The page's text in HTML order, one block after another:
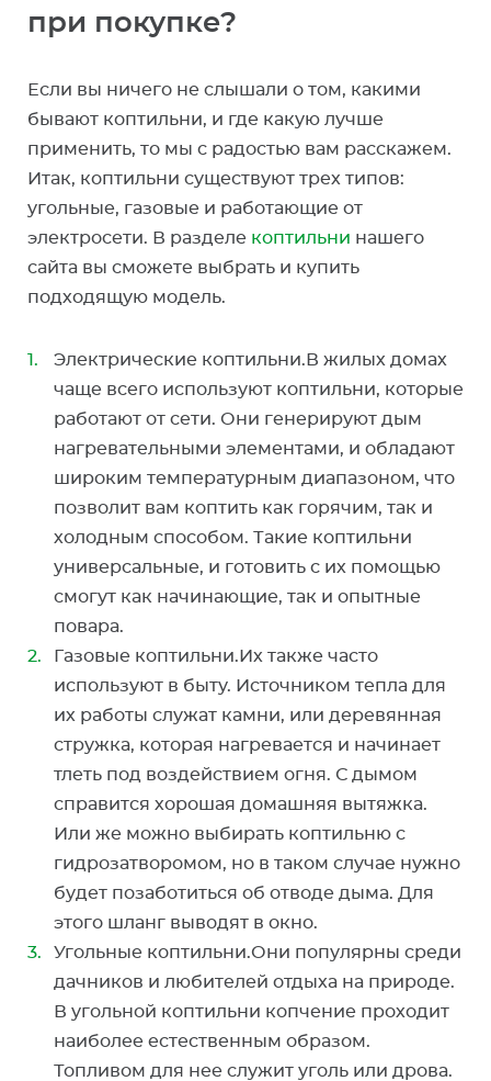
при покупке?
Если вы ничего не слышали о том, какими
бывают коптильни, и где какую лучше
применить, то мы с радостью вам расскажем.
Итак, коптильни существуют трех типов:
угольные, газовые и работающие от
электросети. В разделе коптильни нашего
сайта вы сможете выбрать и купить
подходящую модель.
Электрические коптильни.В жилых домах
чаще всего используют коптильни, которые
работают от сети. Они генерируют дым
нагревательными элементами, и обладают
широким температурным диапазоном, что
позволит вам коптить как горячим, так и
холодным способом. Такие коптильни
универсальные, и готовить с их помощью
смогут как начинающие, так и опытные
повара.
Газовые коптильни.Их также часто
используют в быту. Источником тепла для
их работы служат камни, или деревянная
стружка, которая нагревается и начинает
тлеть под воздействием огня. С дымом
справится хорошая домашняя вытяжка.
Или же можно выбирать коптильню с
гидрозатворомом, но в таком случае нужно
будет позаботиться об отводе дыма. Для
этого шланг выводят в окно.
Угольные коптильни.Они популярны среди
дачников и любителей отдыха на природе.
В угольной коптильни копчение проходит
наиболее естественным образом.
Топливом для нее служит уголь или дрова.